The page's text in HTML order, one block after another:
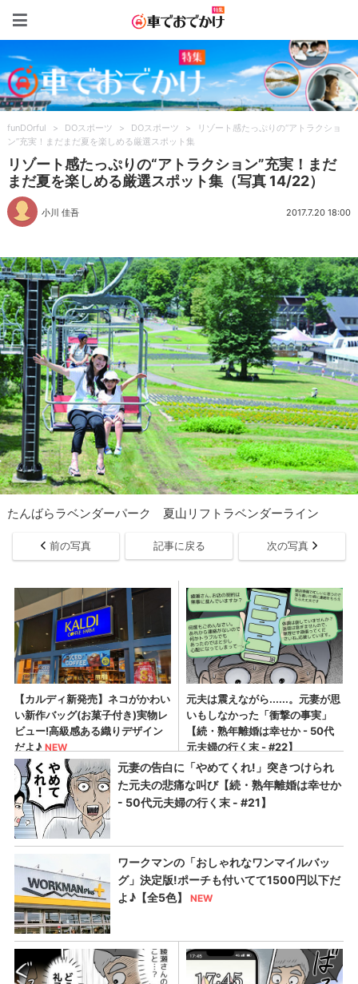
funDOrful > DOスポーツ > DOスポーツ >
リゾート感たっぷりの“アトラクショ
ン”充実！まだまだ夏を楽しめる厳選スポット集
リゾート感たっぷりの“アトラクション”充実！まだ
まだ夏を楽しめる厳選スポット集（写真 14/22）
小川 佳吾 2017.7.20 18:00
たんばらラベンダーパーク 夏山リフトラベンダーライン
前の写真 記事に戻る 次の写真